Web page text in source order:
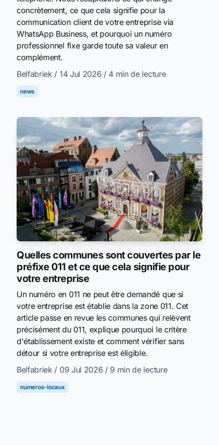
concrètement, ce que cela signifie pour la
communication client de votre entreprise via
WhatsApp Business, et pourquoi un numéro
professionnel fixe garde toute sa valeur en
complément.
Belfabriek / 14 Jul 2026 / 4 min de lecture
news
Quelles communes sont couvertes par le
préfixe 011 et ce que cela signifie pour
votre entreprise
Un numéro en 011 ne peut être demandé que si
votre entreprise est établie dans la zone 011. Cet
article passe en revue les communes qui relèvent
précisément du 011, explique pourquoi le critère
d'établissement existe et comment vérifier sans
détour si votre entreprise est éligible.
Belfabriek / 09 Jul 2026 / 9 min de lecture
numeros-locaux